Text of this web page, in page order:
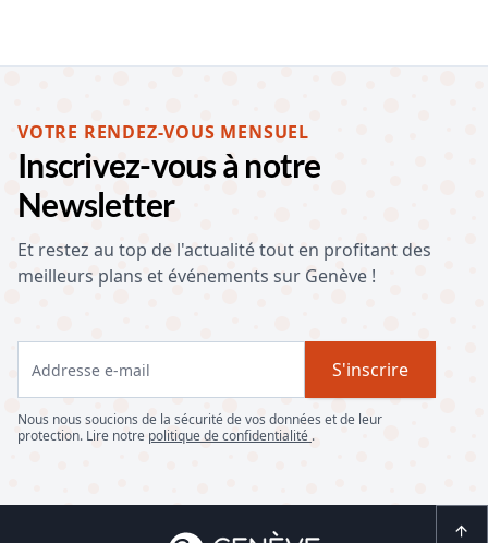
VOTRE RENDEZ-VOUS MENSUEL
Inscrivez-vous à notre
Newsletter
Et restez au top de l'actualité tout en profitant des
meilleurs plans et événements sur Genève !
S'inscrire
Nous nous soucions de la sécurité de vos données et de leur
protection. Lire notre politique de confidentialité .